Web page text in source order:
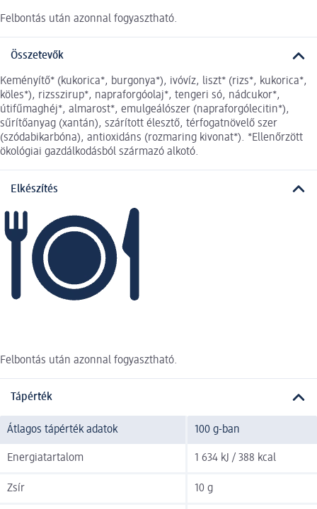
Felbontás után azonnal fogyasztható.
Összetevők
Keményítő* (kukorica*, burgonya*), ivóvíz, liszt* (rizs*, kukorica*,
köles*), rizsszirup*, napraforgóolaj*, tengeri só, nádcukor*,
útifűmaghéj*, almarost*, emulgeálószer (napraforgólecitin*),
sűrítőanyag (xantán), szárított élesztő, térfogatnövelő szer
(szódabikarbóna), antioxidáns (rozmaring kivonat*). *Ellenőrzött
ökológiai gazdálkodásból származó alkotó.
Elkészítés
Felbontás után azonnal fogyasztható.
Tápérték
Átlagos tápérték adatok 100 g-ban
Energiatartalom 1 634 kJ / 388 kcal
Zsír 10 g